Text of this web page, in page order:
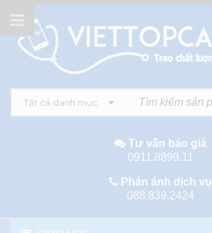
Tất cả danh mục
Tư vấn báo giá
0911.8899.11
Phản ánh dịch vụ
088.839.2424